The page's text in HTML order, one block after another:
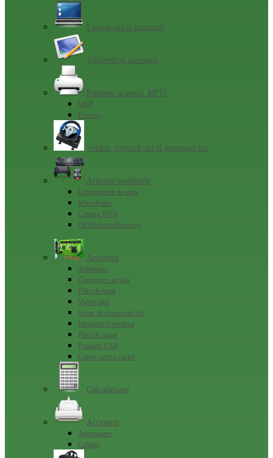
Laptop-uri și accesorii
Tabletele și accesorii
Printers, scaners, MFU
MFP
Printers
Volane, joystick-uri si gamepad-uri
Articole periferice
Echipamente de rețea
Microfoane
Camera WEB
UPS&SurgeProtector
Accesorii
Adaptoare
Computer carcasă
Plăci de bază
Video card
Surse de curent electric
Memorie Operativa
Plăci de sunet
Produse USB
Culere pentru racire
Calculatoare
Accesorii
Aspiratoare
Cabluri